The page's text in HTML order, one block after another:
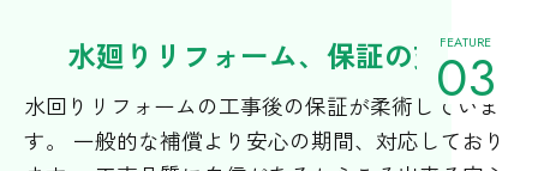
FEATURE
03
水廻りリフォーム、保証の充実
水回りリフォームの工事後の保証が柔術していま
す。 一般的な補償より安心の期間、対応しており